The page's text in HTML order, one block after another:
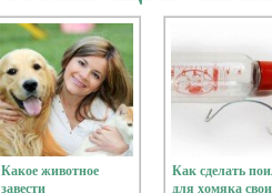
Какое животное
завести
Как сделать
для хомяка